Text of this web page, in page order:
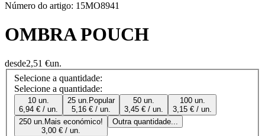
Número do artigo: 15MO8941
OMBRA POUCH
desde2,51 €un.
Selecione a quantidade:
Selecione a quantidade:
10 un.
6,94 € / un.
25 un. Popular
5,16 € / un.
50 un.
3,45 € / un.
100 un.
3,15 € / un.
250 un. Mais económico!
3,00 € / un.
Outra quantidade...